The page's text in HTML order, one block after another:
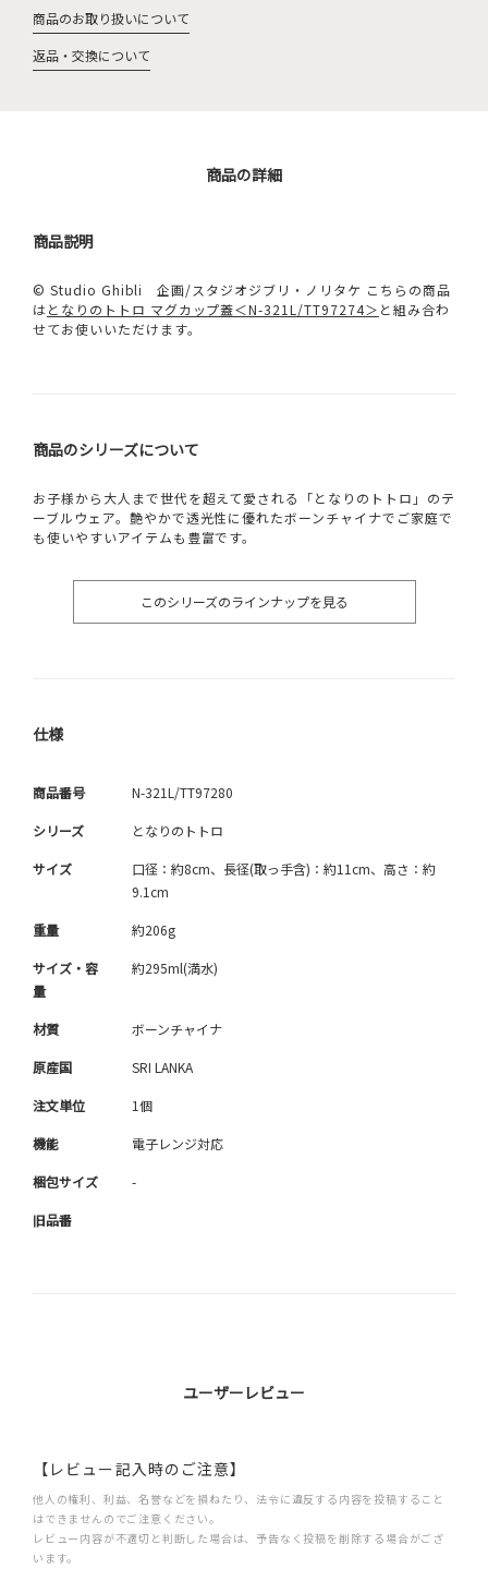
商品のお取り扱いについて
返品・交換について
商品の詳細
商品説明
© Studio Ghibli 企画/スタジオジブリ・ノリタケ こちらの商品
はとなりのトトロ マグカップ蓋＜N-321L/TT97274＞ と組み合わ
せてお使いいただけます。
商品のシリーズについて
お子様から大人まで世代を超えて愛される「となりのトトロ」のテ
ーブルウェア。艶やかで透光性に優れたボーンチャイナでご家庭で
も使いやすいアイテムも豊富です。
このシリーズのラインナップを見る
仕様
商品番号 N-321L/TT97280
シリーズ となりのトトロ
サイズ
口径：約8cm、長径(取っ手含)：約11cm、高さ：約
9.1cm
重量 約206g
サイズ・容
量
約295ml(満水)
材質 ボーンチャイナ
原産国 SRI LANKA
注文単位 1個
機能 電子レンジ対応
梱包サイズ -
旧品番
ユーザーレビュー
【レビュー記入時のご注意】
他人の権利、利益、名誉などを損ねたり、法令に違反する内容を投稿すること
はできませんのでご注意ください。
レビュー内容が不適切と判断した場合は、予告なく投稿を削除する場合がござ
います。